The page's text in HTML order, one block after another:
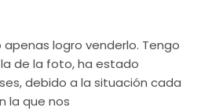
logro venderlo. Tengo
la de la foto, ha estado
debido a la situación cada
la que nos